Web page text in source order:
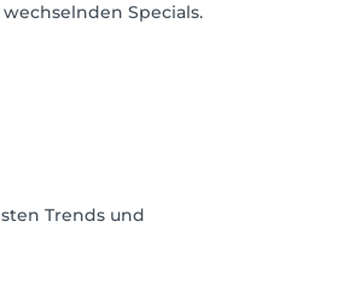
Specials.
Trends und